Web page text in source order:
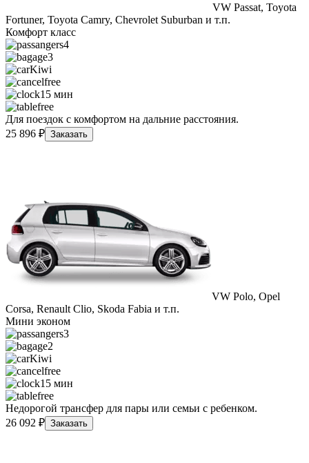
VW Passat, Toyota
Fortuner, Toyota Camry, Chevrolet Suburban и т.п.
Комфорт класс
4
3
Kiwi
free
15 мин
free
Для поездок с комфортом на дальние расстояния.
25 896 ₽ Заказать
VW Polo, Opel
Corsa, Renault Clio, Skoda Fabia и т.п.
Мини эконом
3
2
Kiwi
free
15 мин
free
Недорогой трансфер для пары или семьи с ребенком.
26 092 ₽ Заказать